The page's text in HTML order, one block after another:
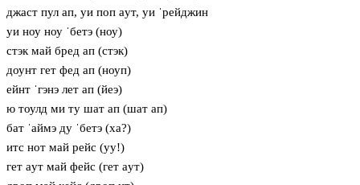
джаст пул ап, уи поп aут, уи ˈрейджин
уи ноу ноу ˈбетэ (ноу)
стэк май бред ап (стэк)
доунт гет фед ап (ноуп)
ейнт ˈгэнэ лет ап (йеэ)
ю тоулд ми ту шат ап (шат ап)
бат ˈаймэ ду ˈбетэ (ха?)
итс нот май рейс (уу!)
гет aут май фейс (гет aут)